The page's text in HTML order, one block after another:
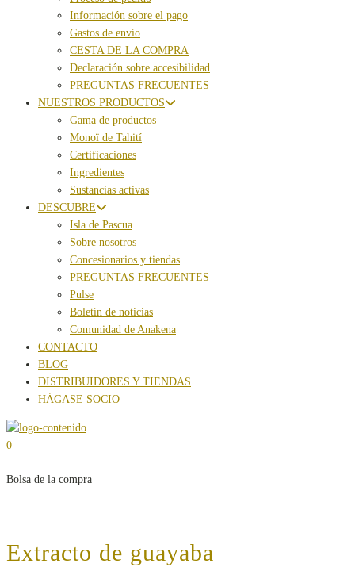
Información sobre el pago
Gastos de envío
CESTA DE LA COMPRA
Declaración sobre accesibilidad
PREGUNTAS FRECUENTES
NUESTROS PRODUCTOS
Gama de productos
Monoï de Tahití
Certificaciones
Ingredientes
Sustancias activas
DESCUBRE
Isla de Pascua
Sobre nosotros
Concesionarios y tiendas
PREGUNTAS FRECUENTES
Pulse
Boletín de noticias
Comunidad de Anakena
CONTACTO
BLOG
DISTRIBUIDORES Y TIENDAS
HÁGASE SOCIO
0
Bolsa de la compra
Extracto de guayaba